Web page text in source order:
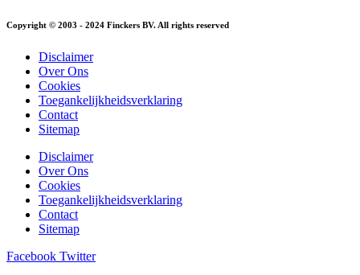
Copyright © 2003 - 2024 Finckers BV. All rights reserved
Disclaimer
Over Ons
Cookies
Toegankelijkheidsverklaring
Contact
Sitemap
Disclaimer
Over Ons
Cookies
Toegankelijkheidsverklaring
Contact
Sitemap
Facebook Twitter